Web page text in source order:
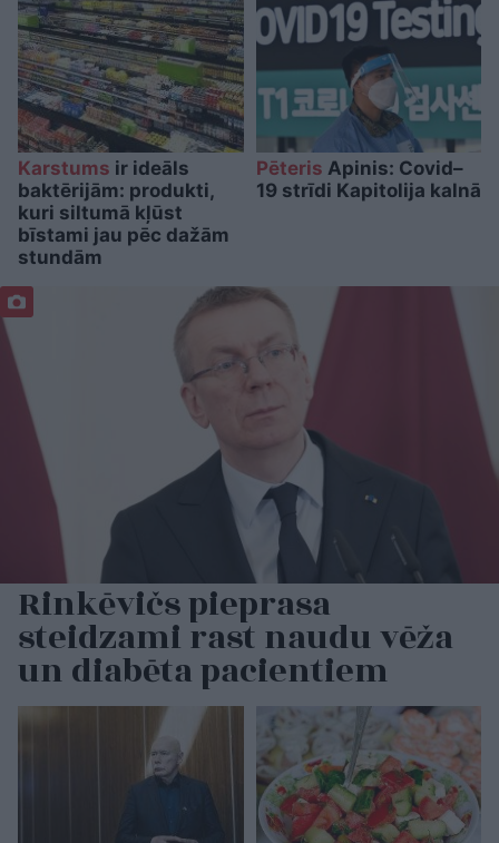
Karstums ir ideāls
baktērijām: produkti,
kuri siltumā kļūst
bīstami jau pēc dažām
stundām
Pēteris Apinis: Covid–
19 strīdi Kapitolija kalnā
Rinkēvičs pieprasa
steidzami rast naudu vēža
un diabēta pacientiem